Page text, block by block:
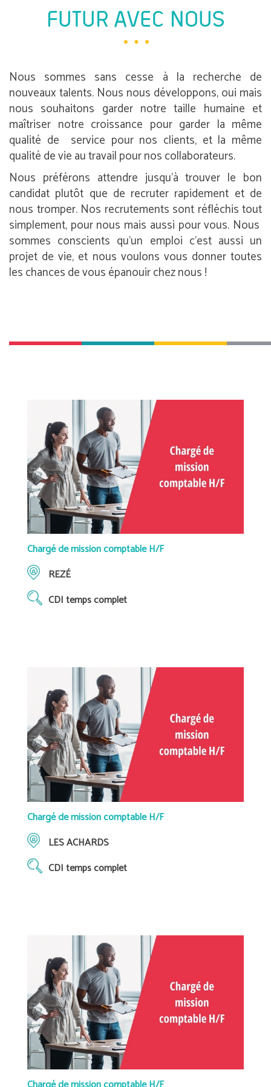
FUTUR AVEC NOUS
Nous sommes sans cesse à la recherche de
nouveaux talents. Nous nous développons, oui mais
nous souhaitons garder notre taille humaine et
maîtriser notre croissance pour garder la même
qualité de service pour nos clients, et la même
qualité de vie au travail pour nos collaborateurs.
Nous préférons attendre jusqu’à trouver le bon
candidat plutôt que de recruter rapidement et de
nous tromper. Nos recrutements sont réfléchis tout
simplement, pour nous mais aussi pour vous. Nous
sommes conscients qu’un emploi c’est aussi un
projet de vie, et nous voulons vous donner toutes
les chances de vous épanouir chez nous !
Chargé de mission comptable H/F
REZÉ
CDI temps complet
Chargé de mission comptable H/F
LES ACHARDS
CDI temps complet